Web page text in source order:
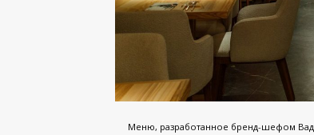
Меню, разработанное бренд-шефом